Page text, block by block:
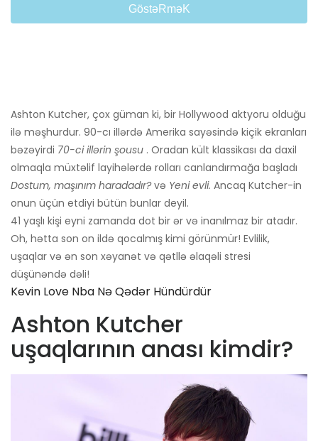
GöstəRməK
Ashton Kutcher, çox güman ki, bir Hollywood aktyoru olduğu
ilə məşhurdur. 90-cı illərdə Amerika sayəsində kiçik ekranları
bəzəyirdi 70-ci illərin şousu . Oradan kült klassikası da daxil
olmaqla müxtəlif layihələrdə rolları canlandırmağa başladı
Dostum, maşınım haradadır?və Yeni evli. Ancaq Kutcher-in
onun üçün etdiyi bütün bunlar deyil.
41 yaşlı kişi eyni zamanda dot bir ər və inanılmaz bir atadır.
Oh, hətta son on ildə qocalmış kimi görünmür! Evlilik,
uşaqlar və ən son xəyanət və qətllə əlaqəli stresi
düşünəndə dəli!
Kevin Love Nba Nə Qədər Hündürdür
Ashton Kutcher
uşaqlarının anası kimdir?